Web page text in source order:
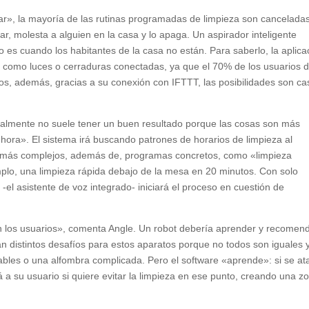
la mayoría de las rutinas programadas de limpieza son
molesta a alguien en la casa y lo apaga. Un aspirador inteligente
cuando los habitantes de la casa no están. Para saberlo, la
luces o cerraduras conectadas, ya que el 70% de los usuarios
además, gracias a su conexión con IFTTT, las posibilidades son
no suele tener un buen resultado porque las cosas son más
El sistema irá buscando patrones de horarios de limpieza al
complejos, además de, programas concretos, como «limpieza
una limpieza rápida debajo de la mesa en 20 minutos. Con solo
asistente de voz integrado- iniciará el proceso en cuestión de
usuarios», comenta Angle. Un robot debería aprender y
distintos desafíos para estos aparatos porque no todos son iguales
o una alfombra complicada. Pero el software «aprende»: si se
su usuario si quiere evitar la limpieza en ese punto, creando una